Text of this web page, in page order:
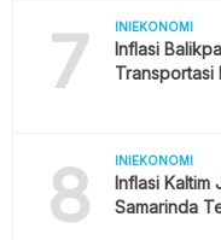
7 INIEKONOMI
Inflasi
Transportasi
8 INIEKONOMI
Inflasi Kaltim
Samarinda